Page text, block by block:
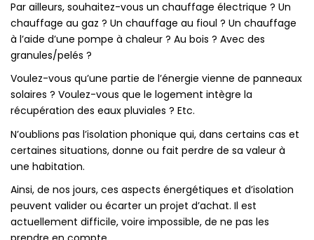
Par ailleurs, souhaitez-vous un chauffage électrique ? Un
chauffage au gaz ? Un chauffage au fioul ? Un chauffage
à l’aide d’une pompe à chaleur ? Au bois ? Avec des
granules/pelés ?
Voulez-vous qu’une partie de l’énergie vienne de panneaux
solaires ? Voulez-vous que le logement intègre la
récupération des eaux pluviales ? Etc.
N’oublions pas l’isolation phonique qui, dans certains cas et
certaines situations, donne ou fait perdre de sa valeur à
une habitation.
Ainsi, de nos jours, ces aspects énergétiques et d’isolation
peuvent valider ou écarter un projet d’achat. Il est
actuellement difficile, voire impossible, de ne pas les